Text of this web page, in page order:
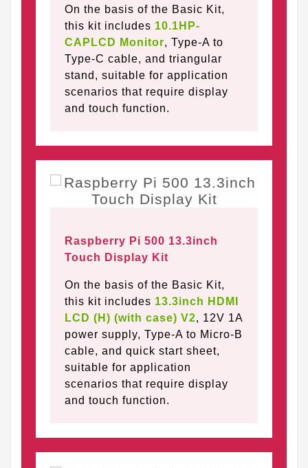
On the basis of the Basic Kit,
this kit includes 10.1HP-
CAPLCD Monitor, Type-A to
Type-C cable, and triangular
stand, suitable for application
scenarios that require display
and touch function.
Raspberry Pi 500 13.3inch
Touch Display Kit
On the basis of the Basic Kit,
this kit includes 13.3inch HDMI
LCD (H) (with case) V2, 12V 1A
power supply, Type-A to Micro-B
cable, and quick start sheet,
suitable for application
scenarios that require display
and touch function.